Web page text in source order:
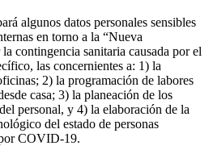
algunos datos personales sensibles
en torno a la “Nueva
contingencia sanitaria causada por el
las concernientes a: 1) la
2) la programación de labores
casa; 3) la planeación de los
personal, y 4) la elaboración de la
del estado de personas
COVID-19.